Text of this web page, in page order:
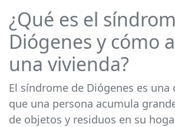
¿Qué es el
Diógenes y cómo
una vivienda?
El síndrome de Diógenes es una
que una persona acumula
de objetos y residuos en su